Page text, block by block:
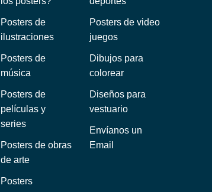
Posters de
ilustraciones
Posters de
música
Posters de
películas y
series
Posters de obras
de arte
Posters
Posters de video
juegos
Dibujos para
colorear
Diseños para
vestuario
Envíanos un
Email